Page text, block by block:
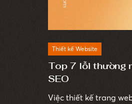
Thiết kế Website
Top 7 lỗi thường
SEO
Việc thiết kế trang